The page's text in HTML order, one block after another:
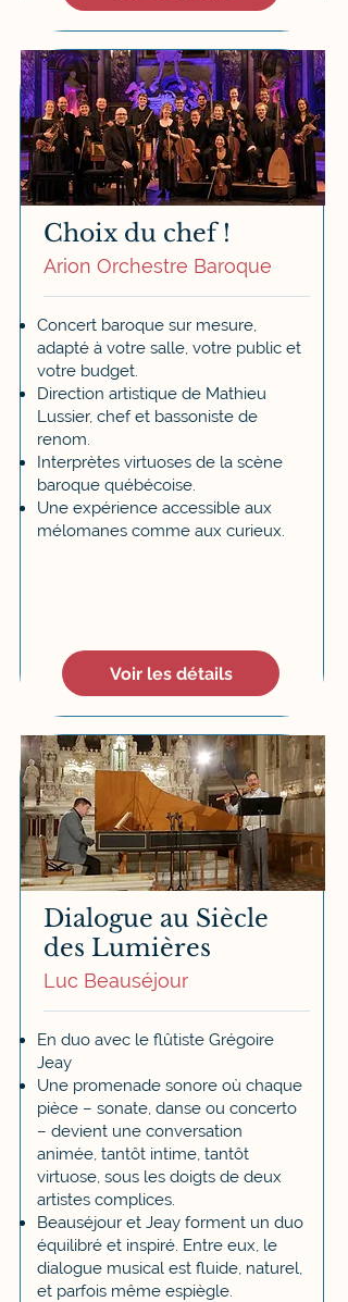
Choix du chef !
Arion Orchestre Baroque
Concert baroque sur mesure,
adapté à votre salle, votre public et
votre budget.
Direction artistique de Mathieu
Lussier, chef et bassoniste de
renom.
Interprètes virtuoses de la scène
baroque québécoise.
Une expérience accessible aux
mélomanes comme aux curieux.
Voir les détails
Dialogue au Siècle
des Lumières
Luc Beauséjour
En duo avec le flûtiste Grégoire
Jeay
Une promenade sonore où chaque
pièce – sonate, danse ou concerto
– devient une conversation
animée, tantôt intime, tantôt
virtuose, sous les doigts de deux
artistes complices.
Beauséjour et Jeay forment un duo
équilibré et inspiré. Entre eux, le
dialogue musical est fluide, naturel,
et parfois même espiègle.